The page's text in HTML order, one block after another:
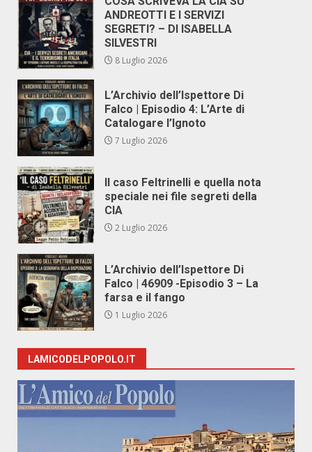
ANDREOTTI E I SERVIZI
SEGRETI? – DI ISABELLA
SILVESTRI
8 Luglio 2026
L’Archivio dell’Ispettore Di
Falco | Episodio 4: L’Arte di
Catalogare l’Ignoto
7 Luglio 2026
Il caso Feltrinelli e quella nota
speciale nei file segreti della
CIA
2 Luglio 2026
L’Archivio dell’Ispettore Di
Falco | 46909 -Episodio 3 – La
farsa e il fango
1 Luglio 2026
LAMICODELPOPOLO.IT